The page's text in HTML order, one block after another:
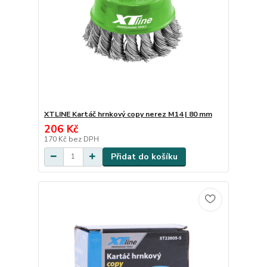
XTLINE Kartáč hrnkový copy nerez M14 | 80 mm
206 Kč
170 Kč bez DPH
Přidat do košíku